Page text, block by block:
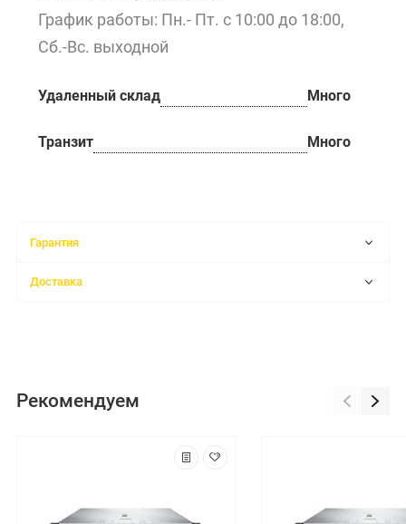
График работы: Пн.- Пт. с 10:00 до 18:00,
Сб.-Вс. выходной
Удаленный склад Много
Транзит Много
Гарантия
Доставка
Рекомендуем